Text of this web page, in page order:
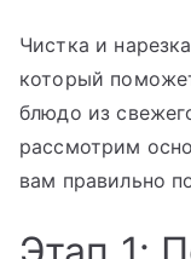
Чистка и
который
блюдо из
рассмотрим
вам правильно